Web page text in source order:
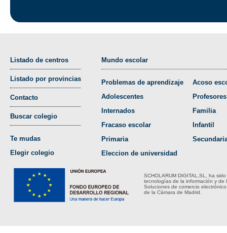
Listado de centros
Listado por provincias
Contacto
Buscar colegio
Te mudas
Elegir colegio
Mundo escolar
Problemas de aprendizaje
Adolescentes
Internados
Fracaso escolar
Primaria
Eleccion de universidad
Acoso
Profesores
Familia
Infantil
SCHOLARUM DIGITAL,SL, ha
tecnologías de la información y de
Soluciones de comercio
de la Cámara de Madrid.